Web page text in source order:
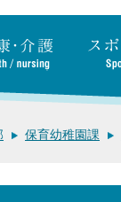
保育幼稚園課